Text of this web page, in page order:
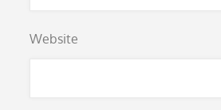
Website